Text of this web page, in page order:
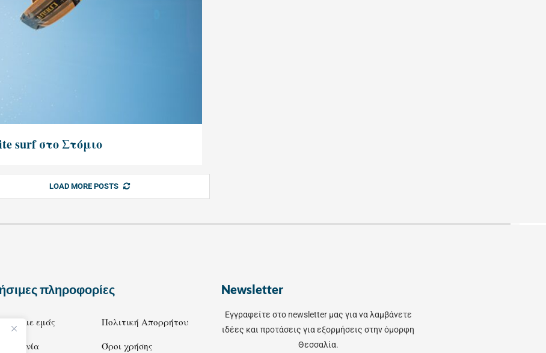
surf στο Στόμιο
LOAD MORE POSTS
πληροφορίες
με εμάς
Πολιτική Απορρήτου
Όροι χρήσης
Newsletter
Εγγραφείτε στο newsletter μας για να λαμβάνετε
ιδέες και προτάσεις για εξορμήσεις στην όμορφη
Θεσσαλία.